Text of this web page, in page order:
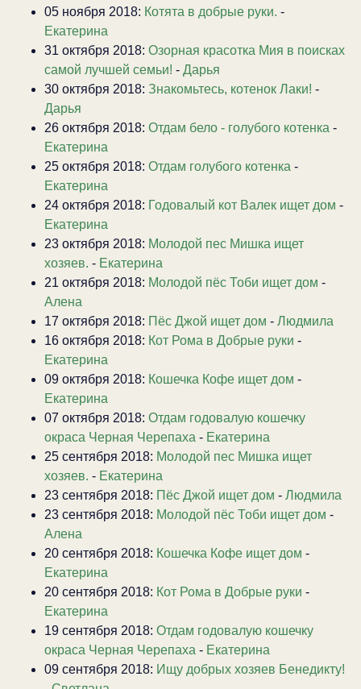
05 ноября 2018: Котята в добрые руки. -
Екатерина
31 октября 2018: Озорная красотка Мия в поисках
самой лучшей семьи! - Дарья
30 октября 2018: Знакомьтесь, котенок Лаки! -
Дарья
26 октября 2018: Отдам бело - голубого котенка -
Екатерина
25 октября 2018: Отдам голубого котенка -
Екатерина
24 октября 2018: Годовалый кот Валек ищет дом -
Екатерина
23 октября 2018: Молодой пес Мишка ищет
хозяев. - Екатерина
21 октября 2018: Молодой пёс Тоби ищет дом -
Алена
17 октября 2018: Пёс Джой ищет дом - Людмила
16 октября 2018: Кот Рома в Добрые руки -
Екатерина
09 октября 2018: Кошечка Кофе ищет дом -
Екатерина
07 октября 2018: Отдам годовалую кошечку
окраса Черная Черепаха - Екатерина
25 сентября 2018: Молодой пес Мишка ищет
хозяев. - Екатерина
23 сентября 2018: Пёс Джой ищет дом - Людмила
23 сентября 2018: Молодой пёс Тоби ищет дом -
Алена
20 сентября 2018: Кошечка Кофе ищет дом -
Екатерина
20 сентября 2018: Кот Рома в Добрые руки -
Екатерина
19 сентября 2018: Отдам годовалую кошечку
окраса Черная Черепаха - Екатерина
09 сентября 2018: Ищу добрых хозяев Бенедикту!